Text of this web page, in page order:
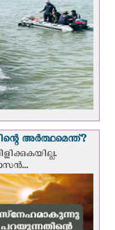
അർത്ഥമെന്ത്?